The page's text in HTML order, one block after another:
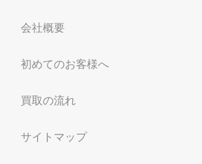
会社概要
初めてのお客様へ
買取の流れ
サイトマップ